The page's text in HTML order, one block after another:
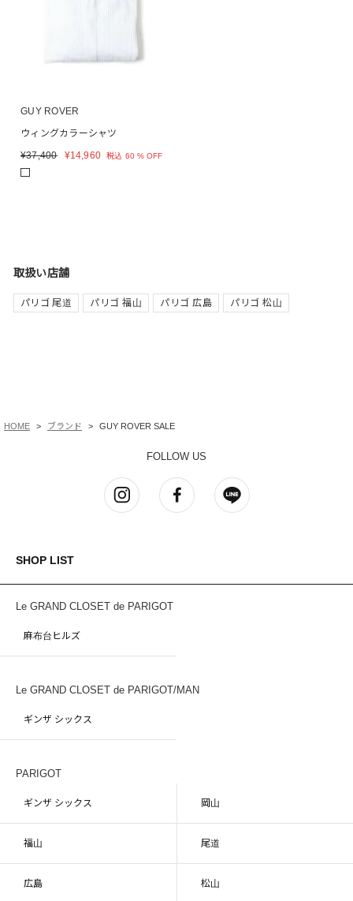
GUY ROVER
ウィングカラーシャツ
¥37,400 ¥14,960 税込 60 % OFF
取扱い店舗
パリゴ 尾道 パリゴ 福山 パリゴ 広島 パリゴ 松山
HOME ブランド GUY ROVER SALE
FOLLOW US
SHOP LIST
Le GRAND CLOSET de PARIGOT
麻布台ヒルズ
Le GRAND CLOSET de PARIGOT/MAN
ギンザ シックス
PARIGOT
ギンザ シックス 岡山
福山 尾道
広島 松山